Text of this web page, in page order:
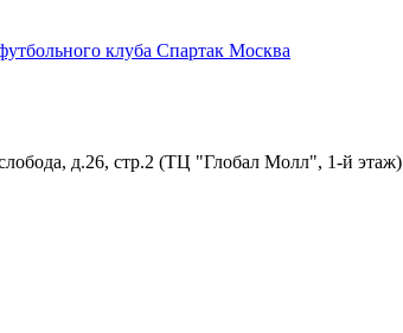
д.26, стр.2 (ТЦ "Глобал Молл", 1-й этаж)